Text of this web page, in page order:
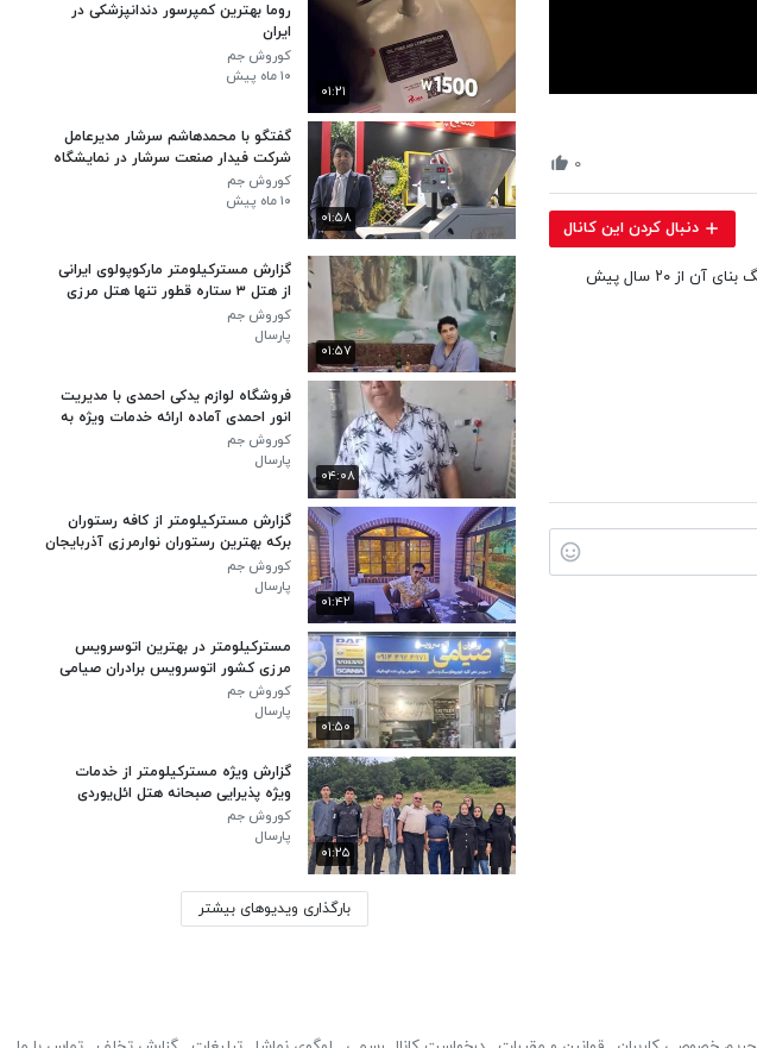
۰
دنبال کردن این کانال
اخبار کسب و کار: مجتمع اقامتی _ بومگردی و تفریحی طاحونی در منطقه خوش آب و هوای روستای سیه‌سران واقع شده که سنگ بنای آن از ۲۰ سال پیش
۰۱:۲۱
روما بهترین کمپرسور دندانپزشکی در
ایران
کوروش جم
۱۰ ماه پیش
۰۱:۵۸
گفتگو با محمدهاشم سرشار مدیرعامل
شرکت فیدار صنعت سرشار در نمایشگاه
صنعت غلات، آرد و نان
کوروش جم
۱۰ ماه پیش
۰۱:۵۷
گزارش مسترکیلومتر مارکوپولوی ایرانی
از هتل ۳ ستاره قطور تنها هتل مرزی
ایران و بهترین هتل‌ مرزی جهان
کوروش جم
پارسال
۰۴:۰۸
فروشگاه لوازم یدکی احمدی با مدیریت
انور احمدی آماده ارائه خدمات ویژه به
مشتریان در جلفا
کوروش جم
پارسال
۰۱:۴۲
گزارش مسترکیلومتر از کافه رستوران
برکه بهترین رستوران نوارمرزی آذربایجان
و رود ارس
کوروش جم
پارسال
۰۱:۵۰
مسترکیلومتر در بهترین اتوسرویس
مرزی کشور اتوسرویس برادران صیامی
در جلفا مرز ارمنستان
کوروش جم
پارسال
۰۱:۲۵
گزارش ویژه مسترکیلومتر از خدمات
ویژه پذیرایی صبحانه هتل ائل‌یوردی
کلیبر همجوار با قلعه بابک
کوروش جم
پارسال
بارگذاری ویدیوهای بیشتر